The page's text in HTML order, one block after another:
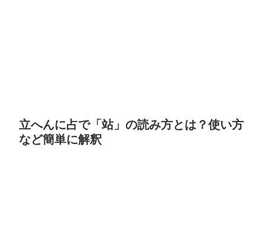
立へんに占で「站」の読み方とは？使い方
など簡単に解釈